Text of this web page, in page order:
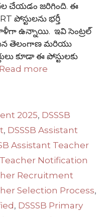
చేయడం జరిగింది. ఈ
పోస్టులను భర్తీ
ఖాళీగా ఉన్నాయి. ఇవి సెంట్రల్
తెలంగాణ మరియు
కూడా ఈ పోస్టులకు
Read more
2025, DSSSB
, DSSSB Assistant
Assistant Teacher
Notification
Recruitment
Selection Process,
, DSSSB Primary